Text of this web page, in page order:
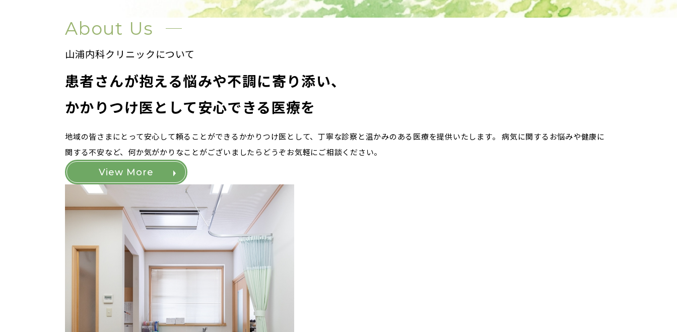
About Us
山浦内科クリニックについて
患者さんが抱える悩みや不調に寄り添い、
かかりつけ医として安心できる医療を
地域の皆さまにとって安心して頼ることができるかかりつけ医として、丁寧な診察と温かみのある医療を提供いたします。 病気に関するお悩みや健康に
関する不安など、何か気がかりなことがございましたらどうぞお気軽にご相談ください。
View More